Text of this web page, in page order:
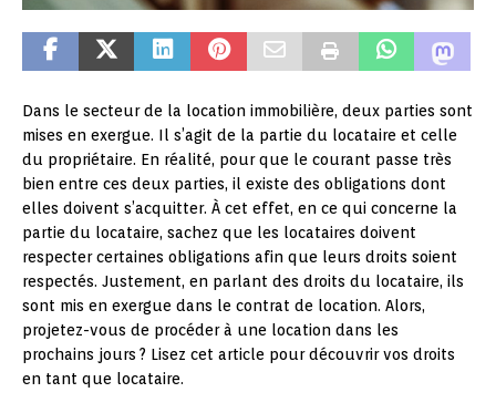
Dans le secteur de la location immobilière, deux parties sont
mises en exergue. Il s’agit de la partie du locataire et celle
du propriétaire. En réalité, pour que le courant passe très
bien entre ces deux parties, il existe des obligations dont
elles doivent s’acquitter. À cet effet, en ce qui concerne la
partie du locataire, sachez que les locataires doivent
respecter certaines obligations afin que leurs droits soient
respectés. Justement, en parlant des droits du locataire, ils
sont mis en exergue dans le contrat de location. Alors,
projetez-vous de procéder à une location dans les
prochains jours ? Lisez cet article pour découvrir vos droits
en tant que locataire.